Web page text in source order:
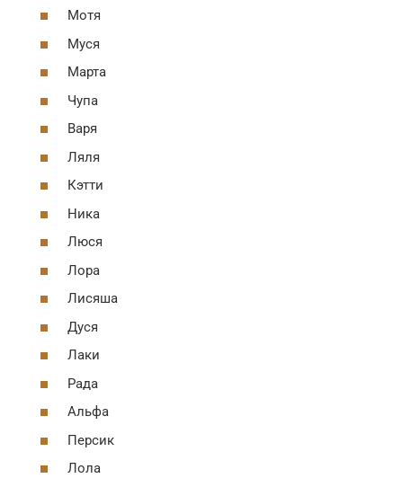
Мотя
Муся
Марта
Чупа
Варя
Ляля
Кэтти
Ника
Люся
Лора
Лисяша
Дуся
Лаки
Рада
Альфа
Персик
Лола